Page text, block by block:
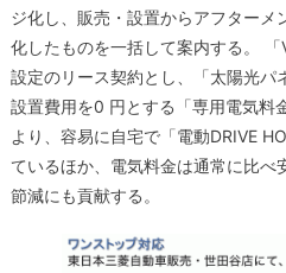
ジ化し、販売・設置からアフターメ
化したものを一括して案内する。
設定のリース契約とし、「太陽光パ
設置費用を0 円とする「専用電気料
より、容易に自宅で「電動DRIVE
ているほか、電気料金は通常に比べ
節減にも貢献する。